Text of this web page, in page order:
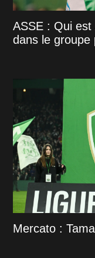
ASSE : Qui
dans le groupe
Mercato :